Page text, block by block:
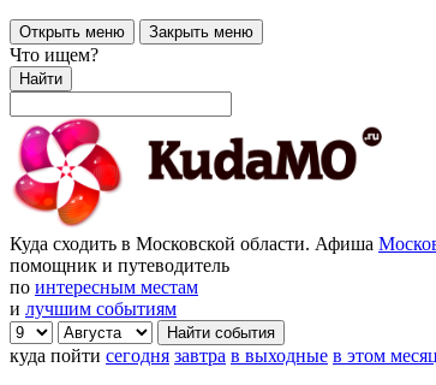
Открыть меню Закрыть меню
Что ищем?
Найти
Куда сходить в Московской области. Афиша
помощник и путеводитель
по интересным местам
и лучшим событиям
куда пойти сегодня завтра в выходные в этом